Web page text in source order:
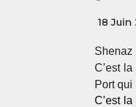
18 Juin
C’est
Port qui
C’est